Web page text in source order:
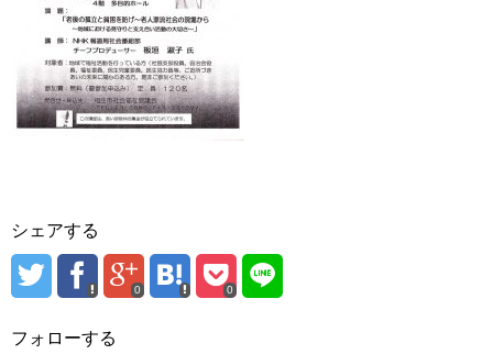
シェアする
0 0
フォローする